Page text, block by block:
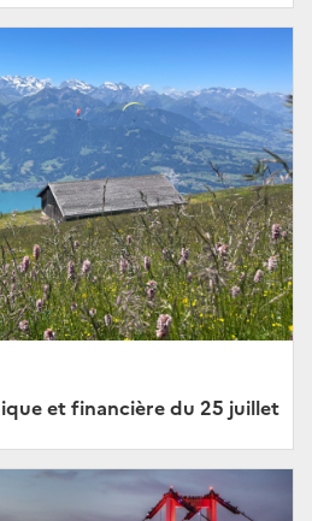
et financière du 25 juillet